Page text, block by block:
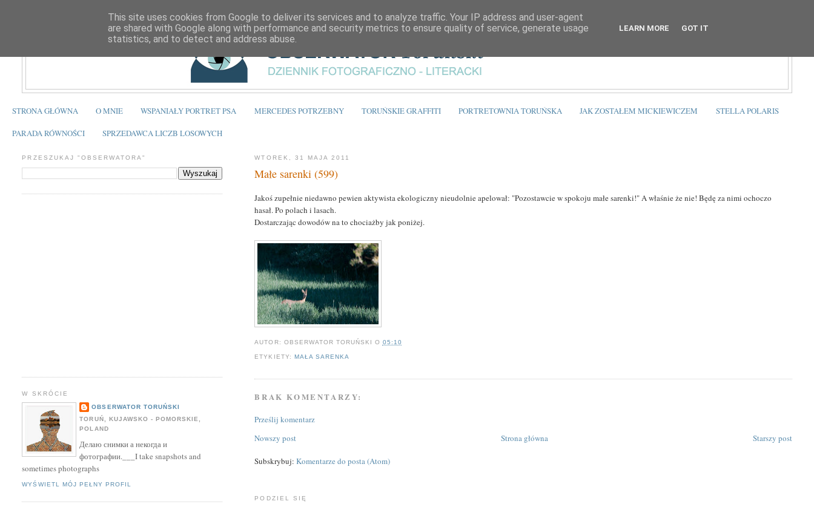
STRONA GŁÓWNA O MNIE WSPANIAŁY PORTRET PSA MERCEDES POTRZEBNY TORUŃSKIE GRAFFITI PORTRETOWNIA TORUŃSKA JAK ZOSTAŁEM MICKIEWICZEM STELLA POLARIS
PARADA RÓWNOŚCI SPRZEDAWCA LICZB LOSOWYCH
WTOREK, 31 MAJA 2011
Małe sarenki (599)
Jakoś zupełnie niedawno pewien aktywista ekologiczny nieudolnie apelował: "Pozostawcie w spokoju małe sarenki!" A właśnie że nie! Będę za nimi ochoczo
hasał. Po polach i lasach.
Dostarczając dowodów na to chociażby jak poniżej.
AUTOR: OBSERWATOR TORUŃSKI O 05:10
ETYKIETY: MAŁA SARENKA
BRAK KOMENTARZY:
Prześlij komentarz
Nowszy post
Starszy post
Strona główna
Subskrybuj:Komentarze do posta (Atom)
PODZIEL SIĘ
PRZESZUKAJ "OBSERWATORA"
W SKRÓCIE
OBSERWATOR TORUŃSKI
TORUŃ, KUJAWSKO - POMORSKIE,
POLAND
Делаю снимки а некогда и
фотографии.___I take snapshots and
sometimes photographs
WYŚWIETL MÓJ PEŁNY PROFIL
This site uses cookies from Google to deliver its services and to analyze traffic. Your IP address and user-agent
are shared with Google along with performance and security metrics to ensure quality of service, generate usage
statistics, and to detect and address abuse.
LEARN MORE GOT IT